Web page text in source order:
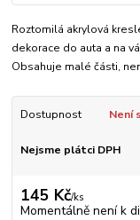
Roztomilá akrylová
dekorace do auta a na
Obsahuje malé části,
Dostupnost Není
Nejsme plátci DPH
145 Kč/ks
Momentálně není k